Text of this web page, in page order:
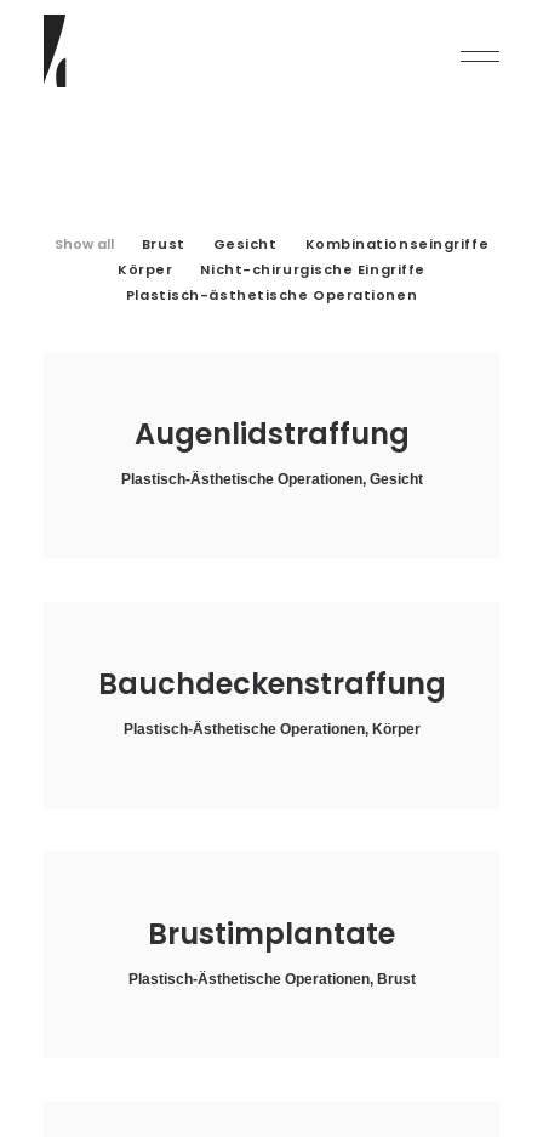
Show all Brust Gesicht
Kombinationseingriffe
Körper
Nicht-chirurgische Eingriffe
Plastisch-ästhetische Operationen
Augenlidstraffung
Plastisch-Ästhetische Operationen, Gesicht
Bauchdeckenstraffung
Plastisch-Ästhetische Operationen, Körper
Brustimplantate
Plastisch-Ästhetische Operationen, Brust